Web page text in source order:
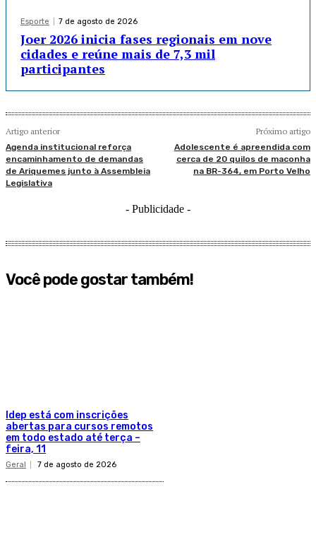
Esporte 7 de agosto de 2026
Joer 2026 inicia fases regionais em nove
cidades e reúne mais de 7,3 mil
participantes
Artigo anterior
Agenda institucional reforça
encaminhamento de demandas
de Ariquemes junto à Assembleia
Legislativa
Próximo artigo
Adolescente é apreendida com
cerca de 20 quilos de maconha
na BR-364, em Porto Velho
- Publicidade -
Você pode gostar também!
Idep está com inscrições
abertas para cursos remotos
em todo estado até terça –
feira, 11
Geral 7 de agosto de 2026